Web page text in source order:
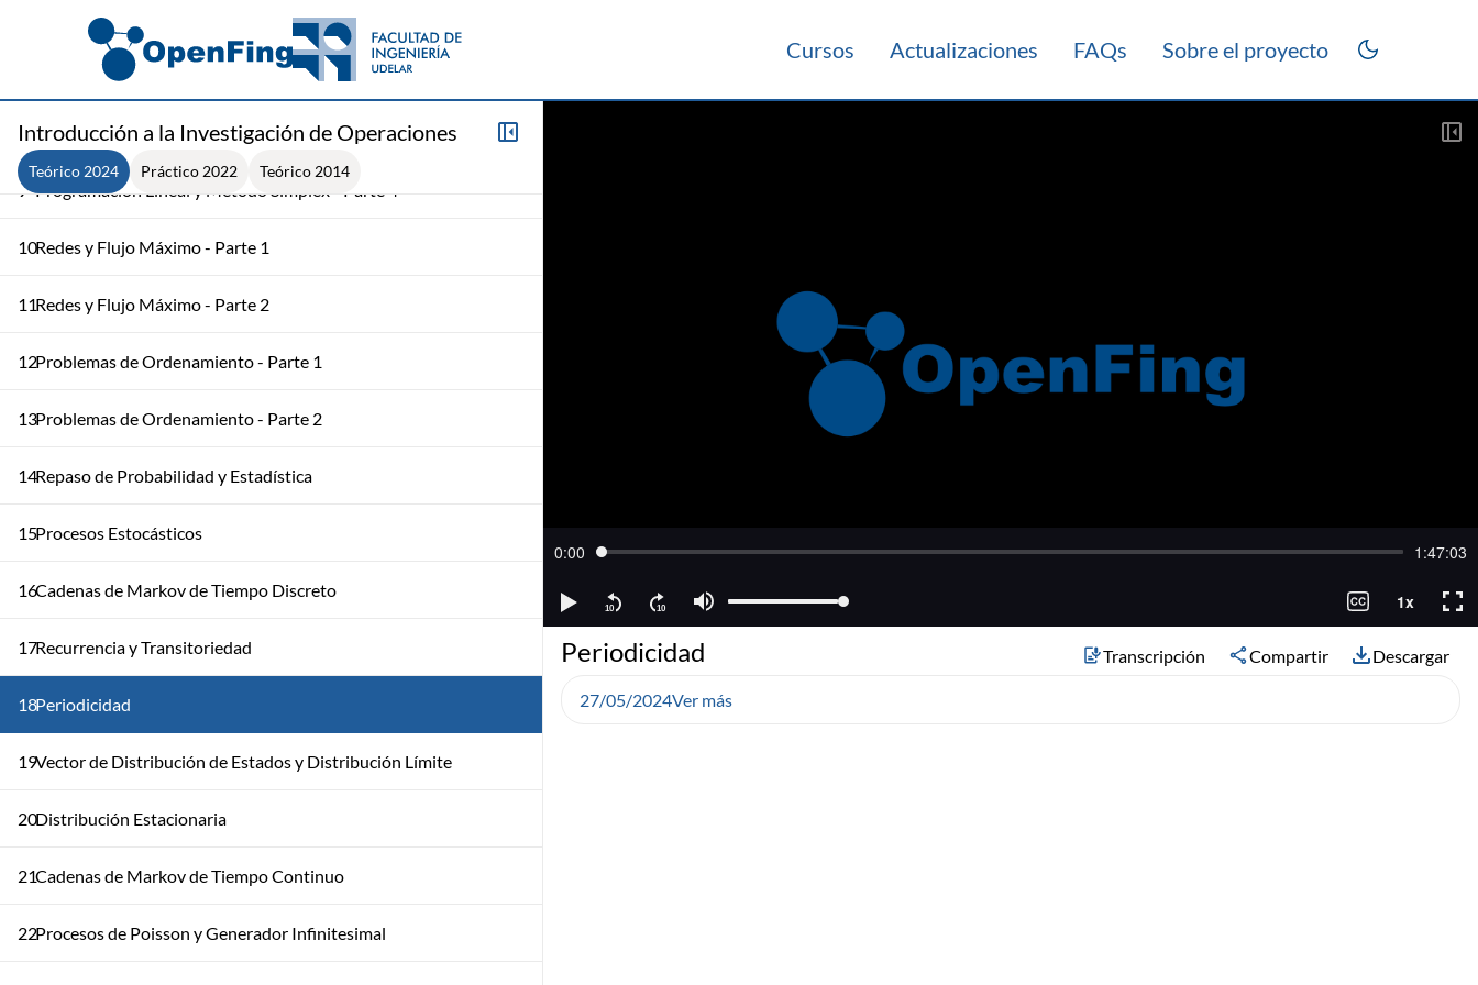
Cursos Actualizaciones FAQs Sobre el proyecto
Introducción a la Investigación de Operaciones
Teórico 2024 Práctico 2022 Teórico 2014
Programación Lineal y Método Simplex - Parte 1
Programación Lineal y Método Simplex - Parte 2
8 Programación Lineal y Método Simplex - Parte 3
9 Programación Lineal y Método Simplex - Parte 4
10Redes y Flujo Máximo - Parte 1
11Redes y Flujo Máximo - Parte 2
12Problemas de Ordenamiento - Parte 1
13Problemas de Ordenamiento - Parte 2
14Repaso de Probabilidad y Estadística
15Procesos Estocásticos
16Cadenas de Markov de Tiempo Discreto
17Recurrencia y Transitoriedad
18Periodicidad
19Vector de Distribución de Estados y Distribución Límite
20Distribución Estacionaria
21Cadenas de Markov de Tiempo Continuo
22Procesos de Poisson y Generador Infinitesimal
Periodicidad Transcripción Compartir Descargar
27/05/2024Ver más